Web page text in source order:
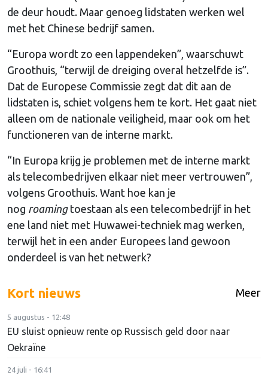
de deur houdt. Maar genoeg lidstaten werken wel
met het Chinese bedrijf samen.
“Europa wordt zo een lappendeken”, waarschuwt
Groothuis, “terwijl de dreiging overal hetzelfde is”.
Dat de Europese Commissie zegt dat dit aan de
lidstaten is, schiet volgens hem te kort. Het gaat niet
alleen om de nationale veiligheid, maar ook om het
functioneren van de interne markt.
“In Europa krijg je problemen met de interne markt
als telecombedrijven elkaar niet meer vertrouwen”,
volgens Groothuis. Want hoe kan je
nog roamingtoestaan als een telecombedrijf in het
ene land niet met Huwawei-techniek mag werken,
terwijl het in een ander Europees land gewoon
onderdeel is van het netwerk?
Kort nieuws Meer
5 augustus - 12:48
EU sluist opnieuw rente op Russisch geld door naar
Oekraïne
24 juli - 16:41